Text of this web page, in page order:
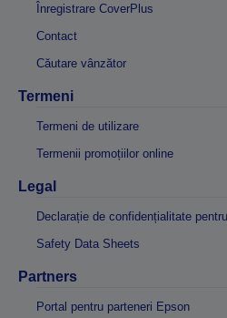
Înregistrare CoverPlus
Contact
Căutare vânzător
Termeni
Termeni de utilizare
Termenii promoțiilor online
Legal
Declarație de confidențialitate
Safety Data Sheets
Partners
Portal pentru parteneri Epson